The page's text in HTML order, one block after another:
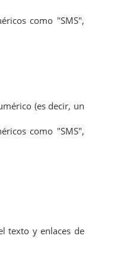
como "SMS",
(es decir, un
como "SMS",
texto y enlaces de